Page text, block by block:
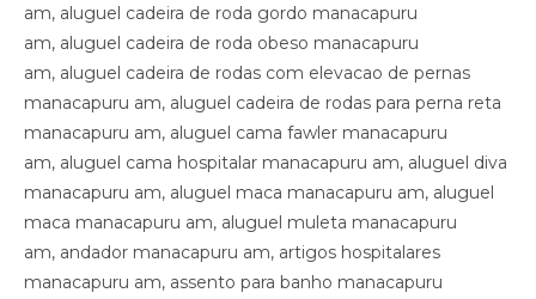
am, aluguel cadeira de roda gordo manacapuru
am, aluguel cadeira de roda obeso manacapuru
am, aluguel cadeira de rodas com elevacao de pernas
manacapuru am, aluguel cadeira de rodas para perna reta
manacapuru am, aluguel cama fawler manacapuru
am, aluguel cama hospitalar manacapuru am, aluguel diva
manacapuru am, aluguel maca manacapuru am, aluguel
maca manacapuru am, aluguel muleta manacapuru
am, andador manacapuru am, artigos hospitalares
manacapuru am, assento para banho manacapuru